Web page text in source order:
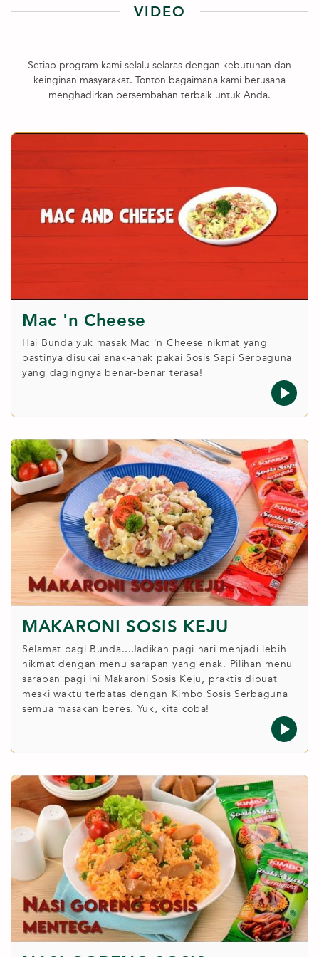
VIDEO
Setiap program kami selalu selaras dengan kebutuhan dan
keinginan masyarakat. Tonton bagaimana kami berusaha
menghadirkan persembahan terbaik untuk Anda.
Mac 'n Cheese
Hai Bunda yuk masak Mac 'n Cheese nikmat yang
pastinya disukai anak-anak pakai Sosis Sapi Serbaguna
yang dagingnya benar-benar terasa!
MAKARONI SOSIS KEJU
Selamat pagi Bunda...Jadikan pagi hari menjadi lebih
nikmat dengan menu sarapan yang enak. Pilihan menu
sarapan pagi ini Makaroni Sosis Keju, praktis dibuat
meski waktu terbatas dengan Kimbo Sosis Serbaguna
semua masakan beres. Yuk, kita coba!